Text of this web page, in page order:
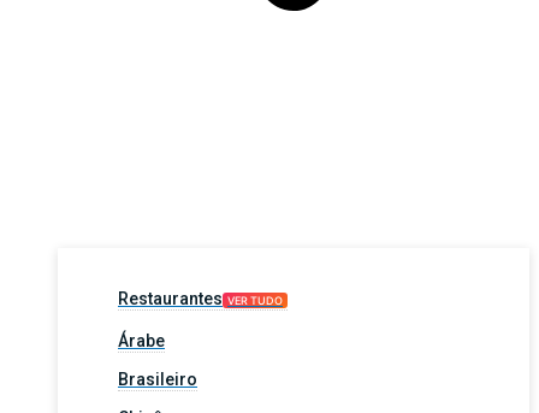
Restaurantes VER TUDO
Árabe
Brasileiro